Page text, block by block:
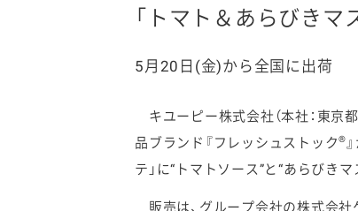
フ
「トマト＆あらびきマ
5月20日(金)から全国に出荷
キユーピー株式会社（本社：東京
品ブランド『フレッシュストック®
テ」に“トマトソース”と“あらびき
販売は、グループ会社の株式会社